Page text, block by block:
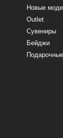
Новые
Outlet
Сувениры
Бейджи